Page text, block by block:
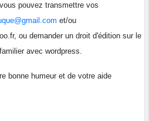
pouvez transmettre vos
et/ou
ou demander un droit d'édition sur le
avec wordpress.
bonne humeur et de votre aide